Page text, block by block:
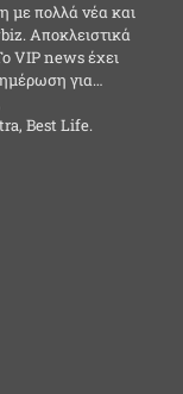
με πολλά νέα και
Αποκλειστικά
VIP news έχει
για…
Best Life.